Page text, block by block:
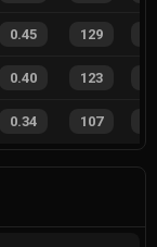
0.45 129
0.40 123
0.34 107